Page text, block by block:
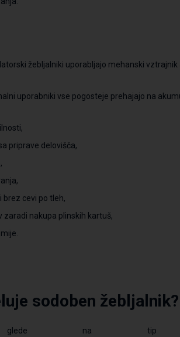
žebljalniki uporabljajo mehanski
uporabniki vse pogosteje prehajajo na
priprave delovišča,
brez cevi po tleh,
zaradi nakupa plinskih kartuš,
sodoben žebljalnik?
na tip